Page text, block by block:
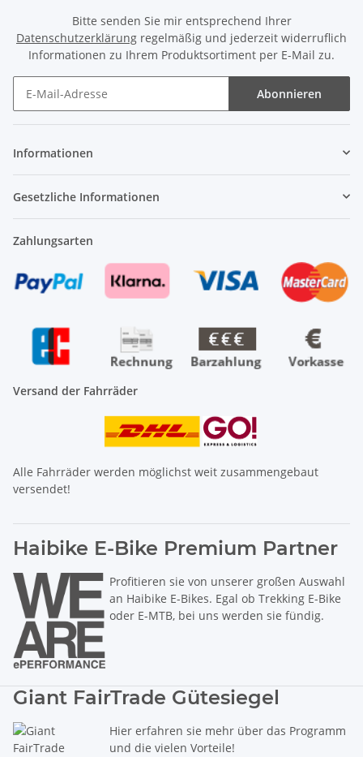
Bitte senden Sie mir entsprechend Ihrer
Datenschutzerklärung regelmäßig und jederzeit widerruflich
Informationen zu Ihrem Produktsortiment per E-Mail zu.
Abonnieren
Informationen
Gesetzliche Informationen
Zahlungsarten
Versand der Fahrräder
Alle Fahrräder werden möglichst weit zusammengebaut
versendet!
Haibike E-Bike Premium Partner
Profitieren sie von unserer großen Auswahl
an Haibike E-Bikes. Egal ob Trekking E-Bike
oder E-MTB, bei uns werden sie fündig.
Giant FairTrade Gütesiegel
Hier erfahren sie mehr über das Programm
und die vielen Vorteile!